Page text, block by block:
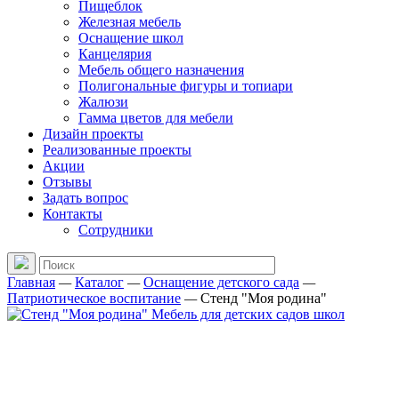
Пищеблок
Железная мебель
Оснащение школ
Канцелярия
Мебель общего назначения
Полигональные фигуры и топиари
Жалюзи
Гамма цветов для мебели
Дизайн проекты
Реализованные проекты
Акции
Отзывы
Задать вопрос
Контакты
Сотрудники
Главная —Каталог —Оснащение детского сада —
Патриотическое воспитание —Стенд "Моя родина"